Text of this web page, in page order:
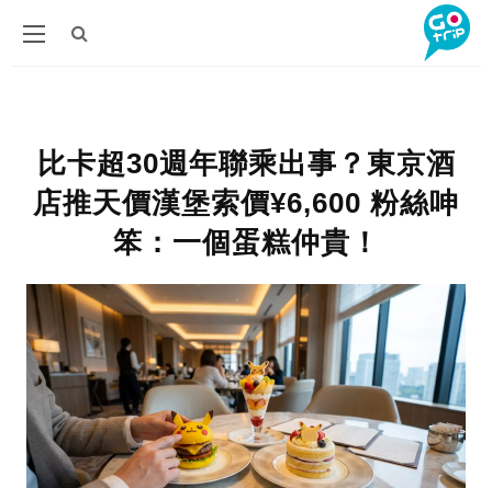
比卡超30週年聯乘出事？東京酒
店推天價漢堡索價¥6,600 粉絲呻
笨：一個蛋糕仲貴！